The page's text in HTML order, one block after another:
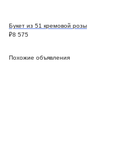
Букет из 51 кремовой розы
₽8 575
Похожие объявления